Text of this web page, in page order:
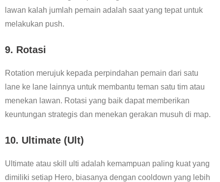
lawan kalah jumlah pemain adalah saat yang tepat untuk
melakukan push.
9. Rotasi
Rotation merujuk kepada perpindahan pemain dari satu
lane ke lane lainnya untuk membantu teman satu tim atau
menekan lawan. Rotasi yang baik dapat memberikan
keuntungan strategis dan menekan gerakan musuh di map.
10. Ultimate (Ult)
Ultimate atau skill ulti adalah kemampuan paling kuat yang
dimiliki setiap Hero, biasanya dengan cooldown yang lebih